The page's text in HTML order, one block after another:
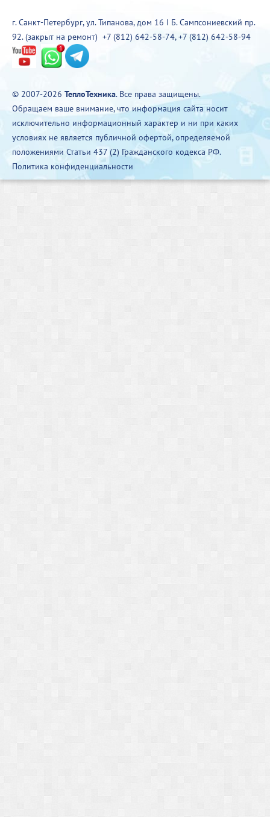
г. Санкт-Петербург, ул. Типанова, дом 16 I Б. Сампсониевский пр.
92. (закрыт на ремонт) +7 (812) 642-58-74,+7 (812) 642-58-94
© 2007-2026 ТеплоТехника. Все права защищены.
Обращаем ваше внимание, что информация сайта носит
исключительно информационный характер и ни при каких
условиях не является публичной офертой, определяемой
положениями Статьи 437 (2) Гражданского кодекса РФ.
Политика конфиденциальности